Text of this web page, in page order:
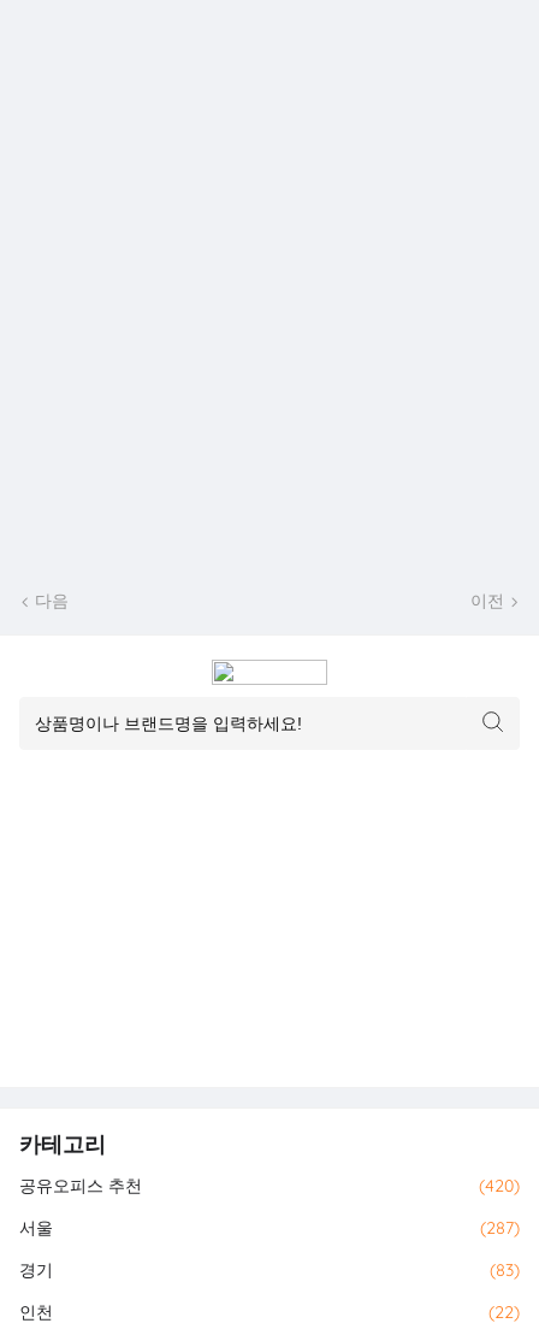
다음 이전
카테고리
공유오피스 추천
(420)
서울
(287)
경기
(83)
인천
(22)